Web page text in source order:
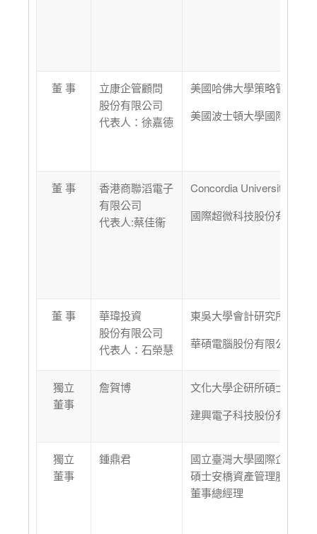
董 事
立康企管顧問
股份有限公司
代表人：徐嘉德
美國哈佛大學策略管理學
美國波士頓大學國際貿易
董 事
香港商聯滔電子
有限公司
代表人:蔡佳衞
Concordia University
國際超微科技股份有限公
董 事
華瑋投資
股份有限公司
代表人：石榮慧
東吳大學會計研究所碩士
華碩電腦股份有限公司主
獨立
董事
詹賀博
文化大學企研所碩士
建興電子科技股份有限公
獨立
董事
鍾鼎君
國立臺灣大學國際企業學
碩士安橋資產管理股份有
董事總經理